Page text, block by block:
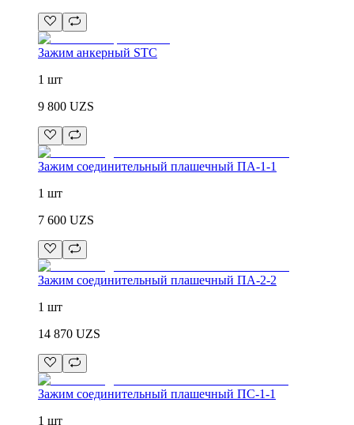
Зажим анкерный STC
1 шт
9 800 UZS
Зажим соединительный плашечный ПА-1-1
1 шт
7 600 UZS
Зажим соединительный плашечный ПА-2-2
1 шт
14 870 UZS
Зажим соединительный плашечный ПС-1-1
1 шт